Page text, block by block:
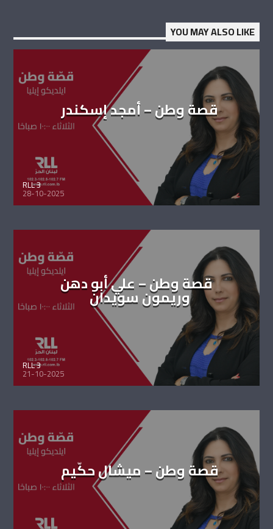
YOU MAY ALSO LIKE
قصة وطن – أمجد إسكندر
RLL 3
28-10-2025
قصة وطن – علي أبو دهن
وريمون سويدان
RLL 3
21-10-2025
قصة وطن – ميشال حكّيم